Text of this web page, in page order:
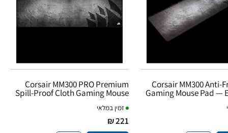
Corsair MM300 Anti-
Gaming Mouse Pad —
Corsair MM300 PRO Premium
Spill-Proof Cloth Gaming Mouse
Pad - Extended
זמין במלאי
221 ₪